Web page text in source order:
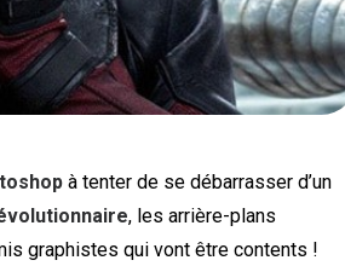
à tenter de se débarrasser d’un
, les arrière-plans
graphistes qui vont être contents !